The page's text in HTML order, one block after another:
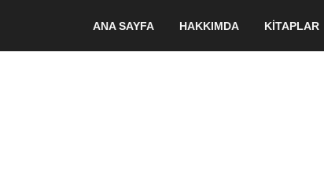
ANA SAYFA HAKKIMDA KİTAPLAR